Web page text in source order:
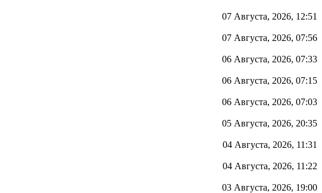
07 Августа, 2026, 12:51
07 Августа, 2026, 07:56
06 Августа, 2026, 07:33
06 Августа, 2026, 07:15
06 Августа, 2026, 07:03
05 Августа, 2026, 20:35
04 Августа, 2026, 11:31
04 Августа, 2026, 11:22
03 Августа, 2026, 19:00